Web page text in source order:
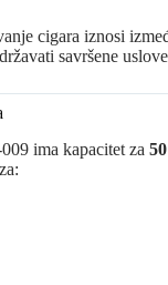
cigara iznosi
savršene
ima kapacitet za